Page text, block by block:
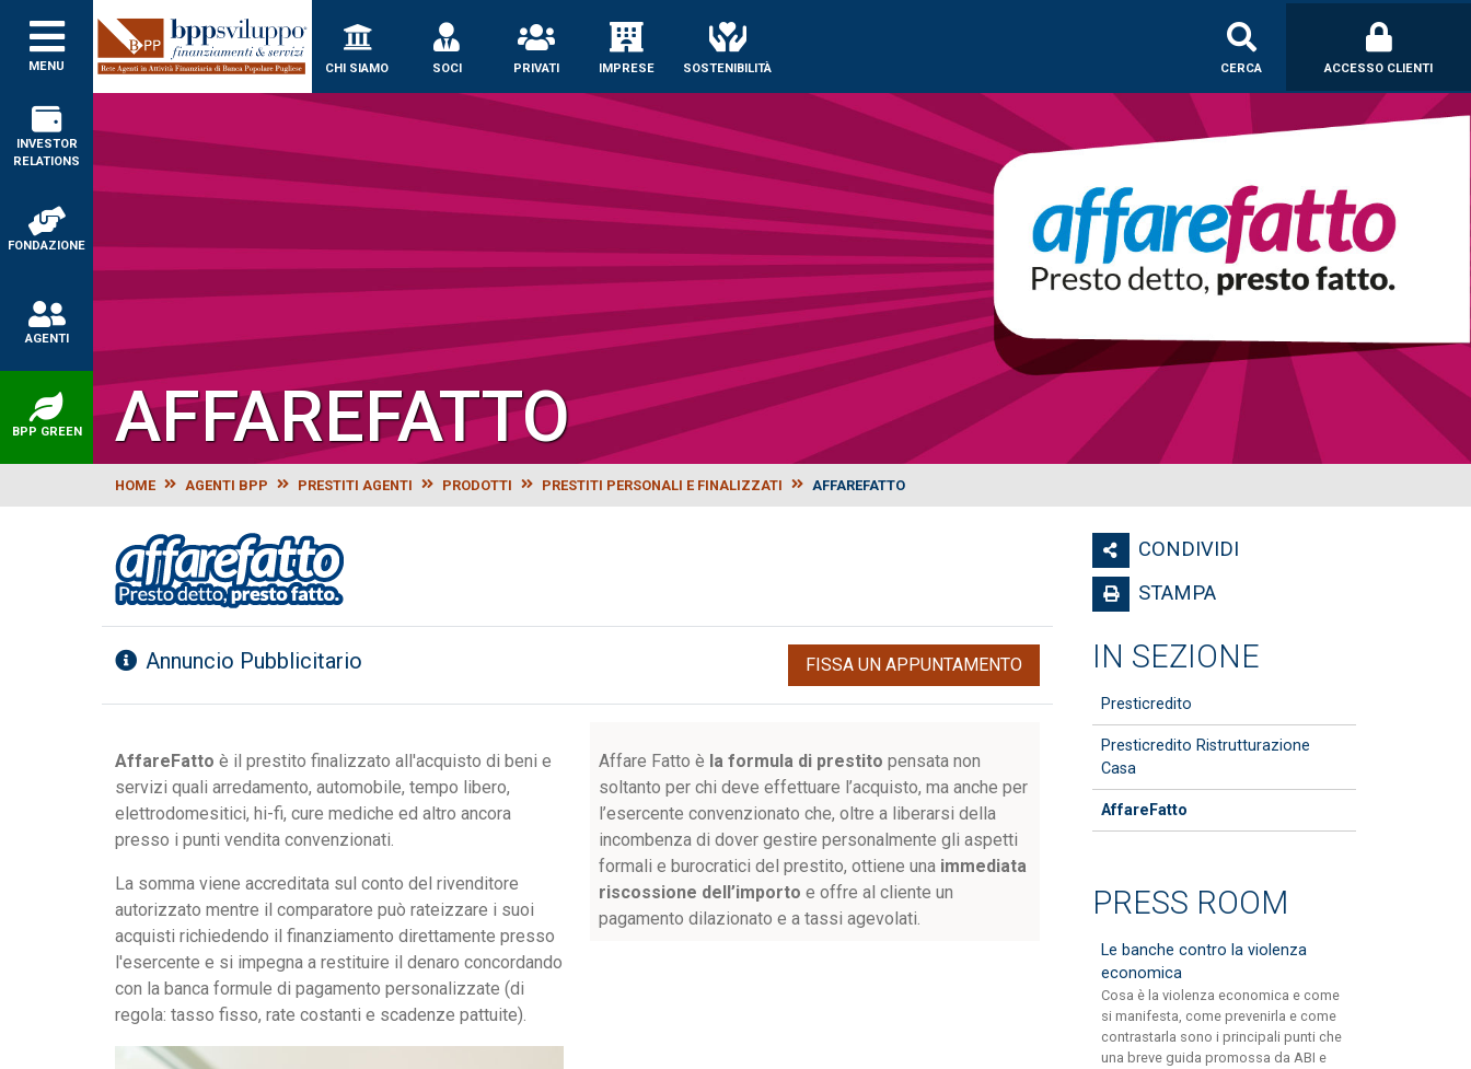
MENU CHI SIAMO SOCI PRIVATI IMPRESE SOSTENIBILITÀ
INVESTOR
RELATIONS
FONDAZIONE
AGENTI
BPP GREEN
CERCA ACCESSO CLIENTI
AFFAREFATTO
HOME AGENTI BPP PRESTITI AGENTI PRODOTTI PRESTITI PERSONALI E FINALIZZATI AFFAREFATTO
Annuncio Pubblicitario FISSA UN APPUNTAMENTO
AffareFatto è il prestito finalizzato all'acquisto di beni e
servizi quali arredamento, automobile, tempo libero,
elettrodomesitici, hi-fi, cure mediche ed altro ancora
presso i punti vendita convenzionati.
La somma viene accreditata sul conto del rivenditore
autorizzato mentre il comparatore può rateizzare i suoi
acquisti richiedendo il finanziamento direttamente presso
l'esercente e si impegna a restituire il denaro concordando
con la banca formule di pagamento personalizzate (di
regola: tasso fisso, rate costanti e scadenze pattuite).
Affare Fatto è la formula di prestito pensata non
soltanto per chi deve effettuare l’acquisto, ma anche per
l’esercente convenzionato che, oltre a liberarsi della
incombenza di dover gestire personalmente gli aspetti
formali e burocratici del prestito, ottiene una immediata
riscossione dell’importo e offre al cliente un
pagamento dilazionato e a tassi agevolati.
CONDIVIDI
STAMPA
IN SEZIONE
Presticredito
Presticredito Ristrutturazione
Casa
AffareFatto
PRESS ROOM
Le banche contro la violenza
economica
Cosa è la violenza economica e come
si manifesta, come prevenirla e come
contrastarla sono i principali punti che
una breve guida promossa da ABI e